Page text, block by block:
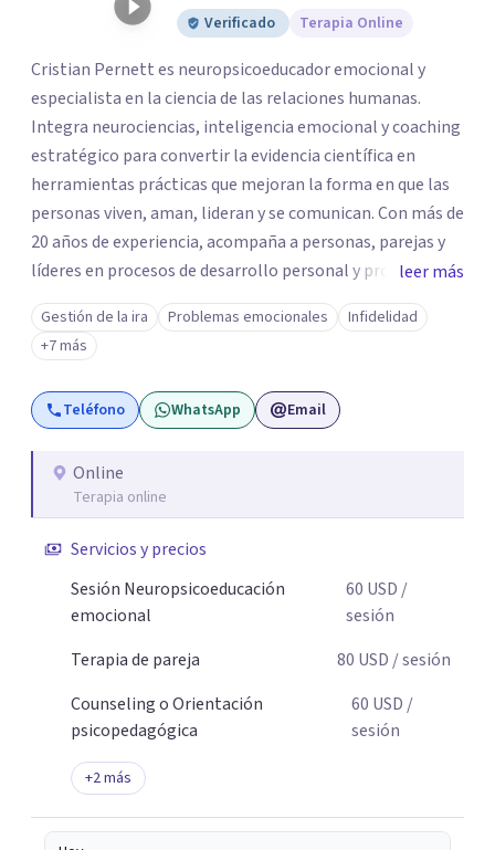
Verificado
Terapia Online
Cristian Pernett es neuropsicoeducador emocional y
especialista en la ciencia de las relaciones humanas.
Integra neurociencias, inteligencia emocional y coaching
estratégico para convertir la evidencia científica en
herramientas prácticas que mejoran la forma en que las
personas viven, aman, lideran y se comunican. Con más de
20 años de experiencia, acompaña a personas, parejas y
líderes en procesos de desarrollo personal y profesional.
Su trabajo se centra en la regulación emocional, las
relaciones de pareja, la comunicación efectiva y el
liderazgo consciente. Su metodología combina
psicología contemporánea, neurociencias y estrategias
de cambio basadas en evidencia para fortalecer la
promover cambios sostenibles. Como divulgador
científico, acerca la psicología y las neurociencias a la vida
aplicables, con el propósito de impulsar un bienestar
integral.
leer más
Gestión de la ira Problemas emocionales
Infidelidad
+7 más
Teléfono WhatsApp Email
Online
Terapia online
Servicios y precios
Sesión Neuropsicoeducación
emocional
60 USD /
sesión
Terapia de pareja
80 USD / sesión
Counseling o Orientación
psicopedagógica
60 USD /
sesión
+2más